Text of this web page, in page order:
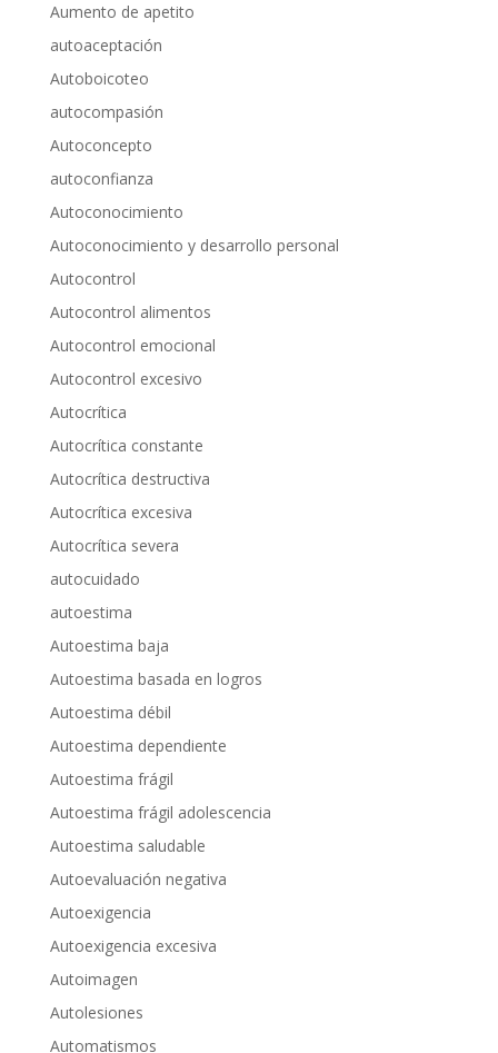
Aumento de apetito
autoaceptación
Autoboicoteo
autocompasión
Autoconcepto
autoconfianza
Autoconocimiento
Autoconocimiento y desarrollo personal
Autocontrol
Autocontrol alimentos
Autocontrol emocional
Autocontrol excesivo
Autocrítica
Autocrítica constante
Autocrítica destructiva
Autocrítica excesiva
Autocrítica severa
autocuidado
autoestima
Autoestima baja
Autoestima basada en logros
Autoestima débil
Autoestima dependiente
Autoestima frágil
Autoestima frágil adolescencia
Autoestima saludable
Autoevaluación negativa
Autoexigencia
Autoexigencia excesiva
Autoimagen
Autolesiones
Automatismos